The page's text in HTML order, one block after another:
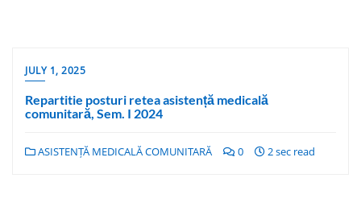
JULY 1, 2025
Repartitie posturi retea asistență medicală
comunitară, Sem. I 2024
ASISTENȚĂ MEDICALĂ COMUNITARĂ 0 2 sec read